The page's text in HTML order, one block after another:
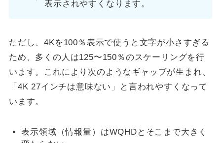
表示されやすくなります。
ただし、4Kを100％表示で使うと文字が小さすぎる
ため、多くの人は125〜150％のスケーリングを行
います。これにより次のようなギャップが生まれ、
「4K 27インチは意味ない」と言われやすくなって
います。
表示領域（情報量）はWQHDとそこまで大きく